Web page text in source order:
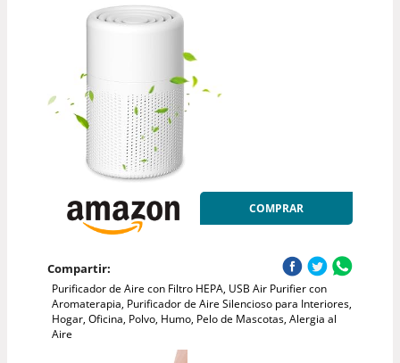
COMPRAR
Compartir:
Purificador de Aire con Filtro HEPA, USB Air Purifier con
Aromaterapia, Purificador de Aire Silencioso para Interiores,
Hogar, Oficina, Polvo, Humo, Pelo de Mascotas, Alergia al
Aire